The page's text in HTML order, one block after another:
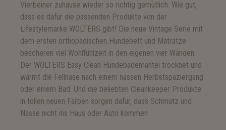
Vierbeiner zuhause wieder so richtig gemütlich. Wie gut,
dass es dafür die passenden Produkte von der
Lifestylemarke WOLTERS gibt! Die neue Vintage Serie mit
dem ersten orthopädischen Hundebett und Matratze
bescheren viel Wohlfühlzeit in den eigenen vier Wänden.
Der WOLTERS Easy Clean Hundebademantel trocknet und
wärmt die Fellnase nach einem nassen Herbstspaziergang
oder einem Bad. Und die beliebten Cleankeeper Produkte
in tollen neuen Farben sorgen dafür, dass Schmutz und
Nässe nicht ins Haus oder Auto kommen